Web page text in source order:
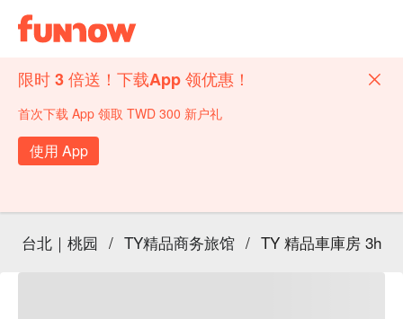
限时 3 倍送！下载App 领优惠！
首次下载 App 领取 TWD 300 新户礼
使用 App
台北｜桃园 / TY精品商务旅馆 / TY 精品車庫房 3h